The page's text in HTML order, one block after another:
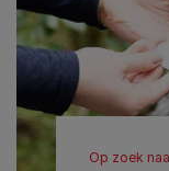
Op zoek